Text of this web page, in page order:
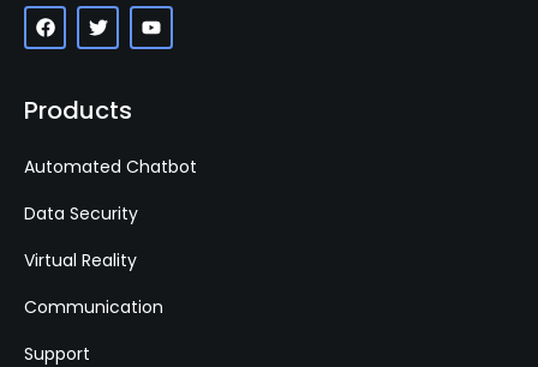
Products
Automated Chatbot
Data Security
Virtual Reality
Communication
Support